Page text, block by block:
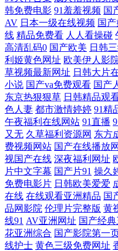
日韩新网 www欧美色 欧美日
岳坶三浦惠理子 中文第一页 九
视频 亚洲91影音先锋中文字幕
一区 色综合AV婷婷导航 国产
日本强伦姧人 97精品 亲子乱子
性爱视频 在线观看国产男女激
线视频人人视频 欧美性爱一区
放 av网页天天久久天堂 欧美日
韩免费电影 91羞羞视频 国
AV 日本一级在线视频 国
线 精品免费看 人人看操碰
高清乱码0 国产欧美 日韩
利姬黄色网址 欧美伊人影
草视频最新网址 日韩大片
小说 国产va免费观看 国产
东京热狠狠草 日韩精品观
色人妻 都市激情婷婷 91精
午夜福利在线网站 91直播
又无 久草福利资源网 东方
费视频网站 国产在线播放
视国产在线 深夜福利网址
片中文字幕 国产片91 操久
免费电影片 日韩欧美爱爱
在线 在线观看亚洲精品 国
品网影院 伦理片完整版 黄
线91 AV亚洲网址 国产经
花亚洲综合 国产影院第一
线护士 黄色三级免费网址